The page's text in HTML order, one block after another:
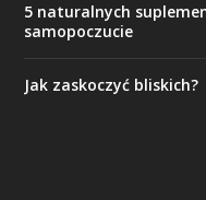
5 naturalnych
samopoczucie
Jak zaskoczyć bliskich?